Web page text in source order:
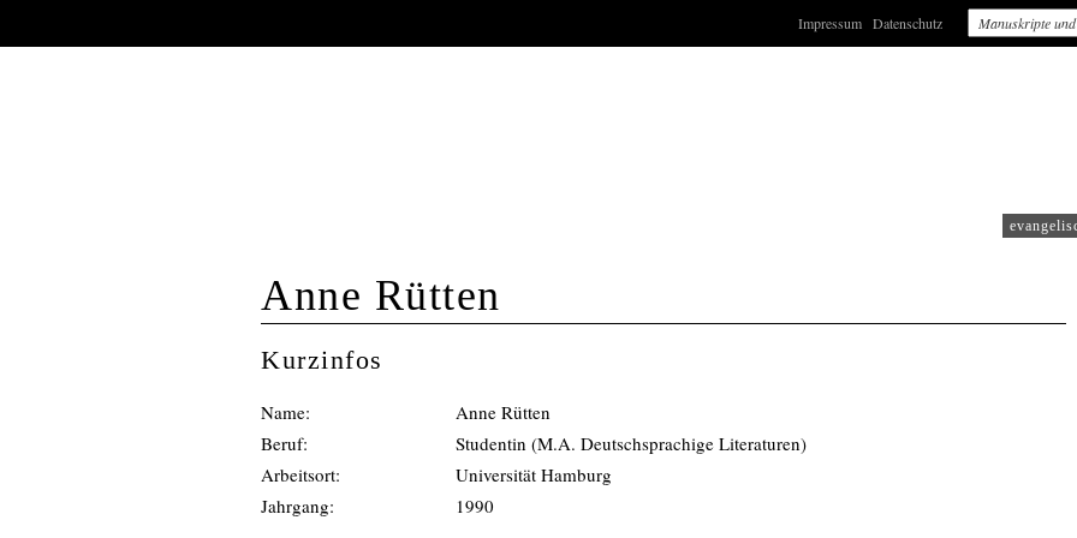
Impressum Datenschutz
Anne Rütten
Kurzinfos
Name:
Anne Rütten
Beruf:
Studentin (M.A. Deutschsprachige Literaturen)
Arbeitsort:
Universität Hamburg
Jahrgang:
1990